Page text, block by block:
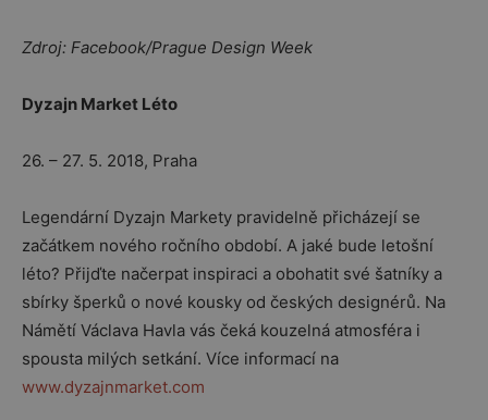
Zdroj: Facebook/Prague Design Week
Dyzajn Market Léto
26. – 27. 5. 2018, Praha
Legendární Dyzajn Markety pravidelně přicházejí se
začátkem nového ročního období. A jaké bude letošní
léto? Přijďte načerpat inspiraci a obohatit své šatníky a
sbírky šperků o nové kousky od českých designérů. Na
Námětí Václava Havla vás čeká kouzelná atmosféra i
spousta milých setkání. Více informací na
www.dyzajnmarket.com